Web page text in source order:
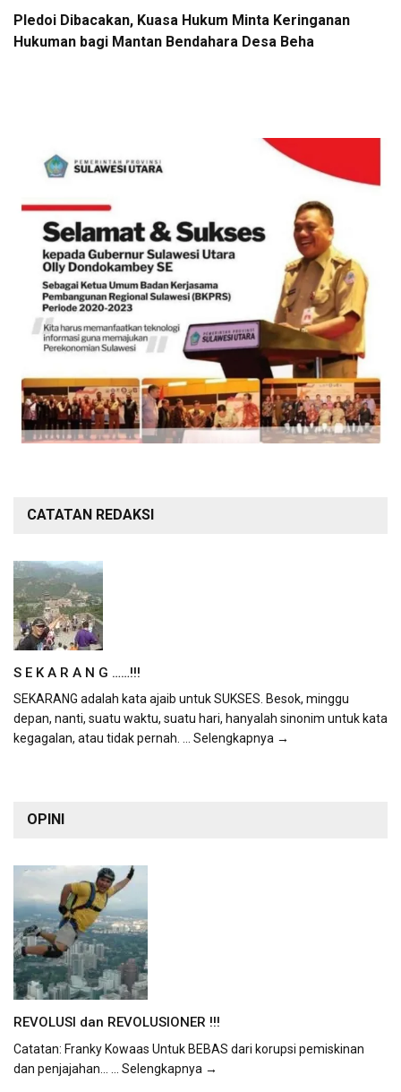
Pledoi Dibacakan, Kuasa Hukum Minta Keringanan
Hukuman bagi Mantan Bendahara Desa Beha
CATATAN REDAKSI
S E K A R A N G ……!!!
SEKARANG adalah kata ajaib untuk SUKSES. Besok, minggu
depan, nanti, suatu waktu, suatu hari, hanyalah sinonim untuk kata
kegagalan, atau tidak pernah. ... Selengkapnya →
OPINI
REVOLUSI dan REVOLUSIONER !!!
Catatan: Franky Kowaas Untuk BEBAS dari korupsi pemiskinan
dan penjajahan...
... Selengkapnya →